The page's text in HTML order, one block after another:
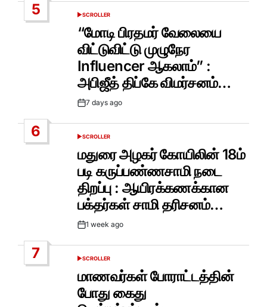
5
POSTED
IN
SCROLLER
“மோடி பிரதமர் வேலையை
விட்டுவிட்டு முழுநேர
Influencer ஆகலாம்” :
அபிஜீத் திப்கே விமர்சனம்…
Post7 days ago
6
POSTED
SCROLLER
மதுரை அழகர் கோயிலின் 18ம்
படி கருப்பண்ணசாமி நடை
திறப்பு : ஆயிரக்கணக்கான
பக்தர்கள் சாமி தரிசனம்…
Post1 week ago
7
POSTED
SCROLLER
மாணவர்கள் போராட்டத்தின்
போது கைது